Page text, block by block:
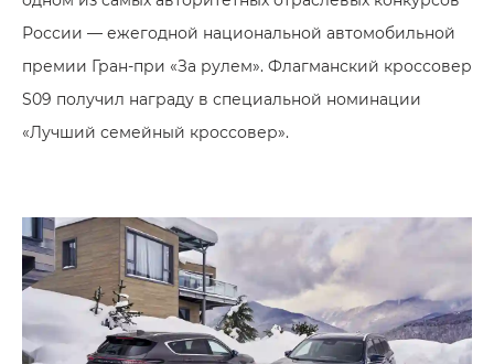
России — ежегодной национальной автомобильной
премии Гран-при «За рулем». Флагманский кроссовер
S09 получил награду в специальной номинации
«Лучший семейный кроссовер».